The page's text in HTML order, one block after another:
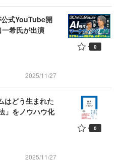
式YouTube開
希氏が出演
2025/11/27
0
どう生まれた
」をノウハウ化
2025/11/27
0